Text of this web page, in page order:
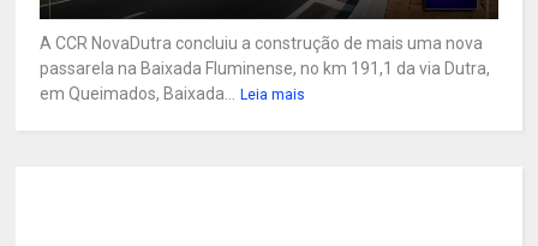
A CCR NovaDutra concluiu a construção de mais uma nova
passarela na Baixada Fluminense, no km 191,1 da via Dutra,
em Queimados, Baixada...
Leia mais